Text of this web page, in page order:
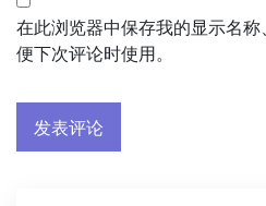
在此浏览器中保存我的显示名
便下次评论时使用。